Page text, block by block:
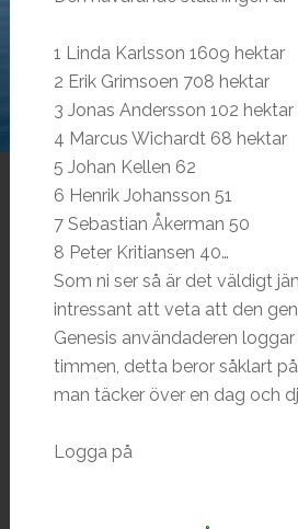
1 Linda Karlsson 1609 hektar
2 Erik Grimsoen 708 hektar
3 Jonas Andersson 102 hektar
4 Marcus Wichardt 68 hektar
5 Johan Kellen 62
6 Henrik Johansson 51
7 Sebastian Åkerman 50
8 Peter Kritiansen 40…
Som ni ser så är det väldigt
intressant att veta att den
Genesis användaderen loggar
timmen, detta beror såklart
man täcker över en dag och
Logga på